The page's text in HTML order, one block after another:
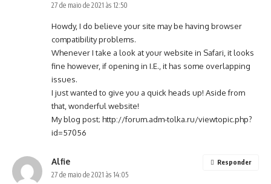
27 de maio de 2021 às 12:50
Howdy, I do believe your site may be having browser
compatibility problems.
Whenever I take a look at your website in Safari, it looks
fine however, if opening in I.E., it has some overlapping
issues.
I just wanted to give you a quick heads up! Aside from
that, wonderful website!
My blog post; http://forum.adm-tolka.ru/viewtopic.php?
id=57056
Alfie
27 de maio de 2021 às 14:05
Responder